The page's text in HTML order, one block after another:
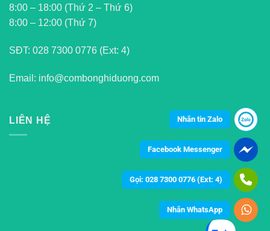
8:00 – 18:00 (Thứ 2 – Thứ 6)
8:00 – 12:00 (Thứ 7)
SĐT: 028 7300 0776 (Ext: 4)
Email: info@combonghiduong.com
LIÊN HỆ Nhắn tin Zalo
Facebook Messenger
Gọi: 028 7300 0776 (Ext: 4)
Nhắn WhatsApp